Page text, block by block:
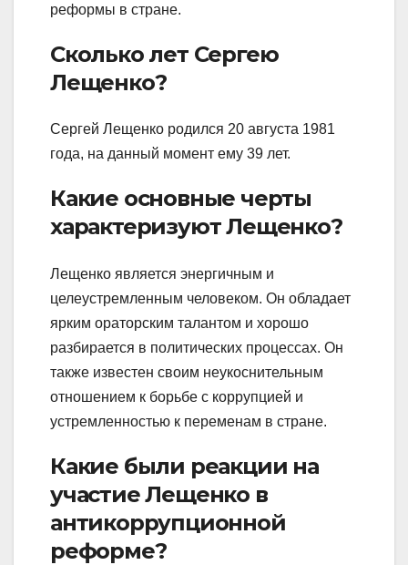
реформы в стране.
Сколько лет Сергею
Лещенко?
Сергей Лещенко родился 20 августа 1981
года, на данный момент ему 39 лет.
Какие основные черты
характеризуют Лещенко?
Лещенко является энергичным и
целеустремленным человеком. Он обладает
ярким ораторским талантом и хорошо
разбирается в политических процессах. Он
также известен своим неукоснительным
отношением к борьбе с коррупцией и
устремленностью к переменам в стране.
Какие были реакции на
участие Лещенко в
антикоррупционной
реформе?